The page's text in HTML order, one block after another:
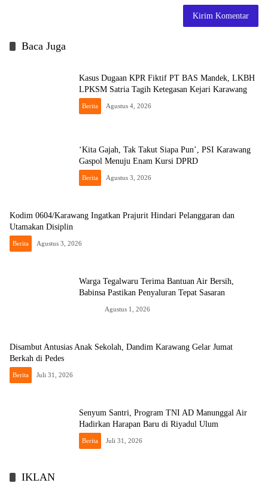
Baca Juga
Kasus Dugaan KPR Fiktif PT BAS Mandek, LKBH
LPKSM Satria Tagih Ketegasan Kejari Karawang
Berita Agustus 4, 2026
‘Kita Gajah, Tak Takut Siapa Pun’, PSI Karawang
Gaspol Menuju Enam Kursi DPRD
Berita Agustus 3, 2026
Kodim 0604/Karawang Ingatkan Prajurit Hindari Pelanggaran dan
Utamakan Disiplin
Berita Agustus 3, 2026
Warga Tegalwaru Terima Bantuan Air Bersih,
Babinsa Pastikan Penyaluran Tepat Sasaran
Agustus 1, 2026
Disambut Antusias Anak Sekolah, Dandim Karawang Gelar Jumat
Berkah di Pedes
Berita Juli 31, 2026
Senyum Santri, Program TNI AD Manunggal Air
Hadirkan Harapan Baru di Riyadul Ulum
Berita Juli 31, 2026
IKLAN